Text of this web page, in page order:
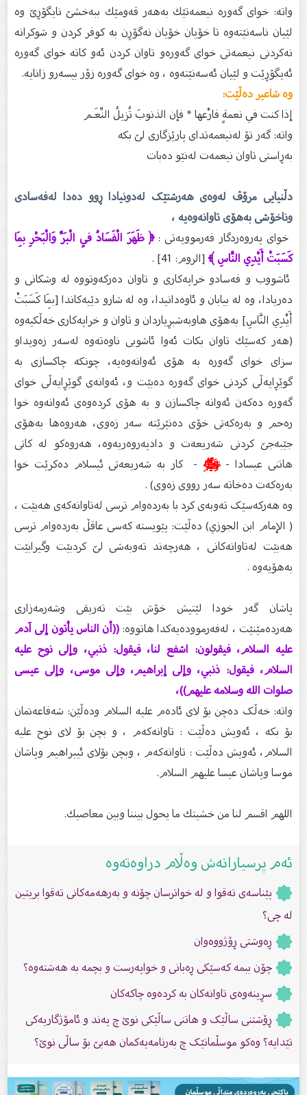
واتە: خوای گه‌وره‌ نیعمه‌تێك به‌هه‌ر قه‌ومێك ببه‌خشێ نایگۆڕێ وه‌
لێیان ناسه‌نێته‌وه‌ تا خۆیان خۆیان نه‌گۆڕن به‌ كوفر كردن و شوكرانه‌
نه‌كردنى نیعمه‌تی خوای گه‌وره‌و تاوان كردن ئه‌و كاته‌ خوای گه‌وره‌
ئه‌یگۆڕێت و لێیان ئه‌سه‌نێته‌وه‌ ، وه‌ خوای گه‌وره‌ زۆر بیسه‌رو زانایه‌.
وە شاعیر دەڵێت:
إذا كنت في نعمةٍ فارْعها * فإن الذنوبَ تُزيلُ النِّعَـم
واتە: گەر تۆ لەنیعمەتدای پارێزگاری لێ بکە
بەڕاستی تاوان نیعمەت لەنێو دەبات
دڵنیایی مرۆڤ لەوەی هەرشتێک لەدونیادا ڕوو دەدا لەفەسادی
وناخۆشی بەهۆی تاوانەوەیە ،
خوای پەروەردگار فەرموویەتی :﴿ ظَهَرَ الْفَسَادُ فِي الْبَرِّ وَالْبَحْرِ بِمَا
كَسَبَتْ أَيْدِي النَّاسِ ﴾[الروم: 41] .
ئاشووب و فه‌سادو خراپه‌كارى و تاوان ده‌ركه‌وتووه‌ له‌ وشكانی و
ده‌ریادا، وه‌ له‌ بیابان و ئاوه‌دانیدا، وه‌ له‌ شارو دێیه‌كاندا [بِمَا كَسَبَتْ
أَيْدِي النَّاسِ] به‌هۆی هاوبه‌شبڕیاردان و تاوان و خراپه‌كاری خه‌ڵكیه‌وه‌
(هه‌ر كه‌سێك تاوان بكات ئه‌وا ئاشوبى ناوه‌ته‌وه‌ له‌سه‌ر زه‌ویداو
سزاى خواى گه‌وره‌ به‌ هۆى ئه‌وانه‌وه‌یه‌، چونكه‌ چاكسازى به‌
گوێڕایه‌ڵى كردنى خواى گه‌وره‌ ده‌بێت و، ئه‌وانه‌ى گوێڕایه‌ڵى خواى
گه‌وره‌ ده‌كه‌ن ئه‌وانه‌ چاكسازن و به‌ هۆى كرده‌وه‌ى ئه‌وانه‌وه‌ خوا
ره‌حم و به‌ره‌كه‌تى خۆى ده‌نێرێته‌ سه‌ر زه‌وى، هه‌روه‌ها به‌هۆى
جێبه‌جێ كردنى شه‌ریعه‌ت و دادپه‌روه‌ریه‌وه‌، هه‌روه‌كو له‌ كاتى
هاتنى عیسادا - ﷺ- كار به‌ شه‌ریعه‌تى ئیسلام ده‌كرێت خوا
به‌ره‌كه‌ت ده‌خاته‌ سه‌ر رووى زه‌وى) .
وە هەرکەسێک تەوبەی کرد با بەردەوام ترسی لەتاوانەکەی هەبێت ،
( الإمام ابن الجوزي) دەڵێت: پێویستە کەسی عاقڵ بەردەوام ترسی
هەبێت لەتاوانەکانی ، هەرچەند تەوبەشی لێ کردبێت وگیرابێت
بەهۆیەوە .
پاشان گەر خودا لێتیش خۆش بێت تەریقی وشەرمەزاری
هەردەمێنێت ، لەفەرموودەیەکدا هاتووە:((أن الناس يأتون إلى آدم
عليه السلام، فيقولون: اشفع لنا، فيقول: ذنبي، وإلى نوح عليه
السلام، فيقول: ذنبي، وإلى إبراهيم، وإلى موسى، وإلى عيسى
صلوات الله وسلامه عليهم))،
واتە: خەڵک دەچن بۆ لای ئادەم علیه السلام ودەڵێن: شەفاعەتمان
بۆ بکە ، ئەویش دەڵێت : تاوانەکەم ، و بچن بۆ لای نوح علیه
السلام، ئەویش دەڵێت : تاوانەکەم ، وبچن بۆلای ئیبراهیم وپاشان
موسا وپاشان عیسا علیهم السلام.
اللهم اقسم لنا من خشيتك ما يحول بيننا وبين معاصيك.
ئەم پرسیارانەش وەڵام دراوەتەوە
پێناسەى تەقوا و لە خواترسان چۆنە و بەرهەمەکانى تەقوا بریتین
لە چی؟
ڕەوشتی ڕۆژووەوان
چۆن ببمە کەسێکى ڕەبانی و خواپەرست و بچمە بە هەشتەوە؟
سڕینەوەى تاوانەکان بە کردەوە چاکەکان
ڕۆشتنى ساڵێک و هاتنى ساڵێکى نوێ چ پەند و ئامۆژگاریەکى
تێدایە؟ وەکو موسڵمانێک چ بەرنامەیەکمان هەبێ بۆ ساڵی نوێ؟